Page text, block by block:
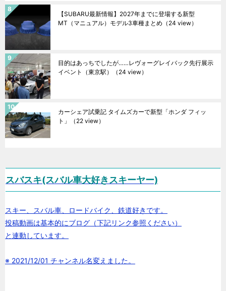
【SUBARU最新情報】2027年までに登場する新型
MT（マニュアル）モデル3車種まとめ （24 view）
目的はあっちでしたが……レヴォーグレイバック先行展示
イベント（東京駅）
（24 view）
カーシェア試乗記 タイムズカーで新型「ホンダ フィッ
ト」
（22 view）
スバスキ(スバル車大好きスキーヤー)
スキー、スバル車、ロードバイク、鉄道好きです。
投稿動画は基本的にブログ（下記リンク参照ください）
と連動しています。
※ 2021/12/01 チャンネル名変えました。